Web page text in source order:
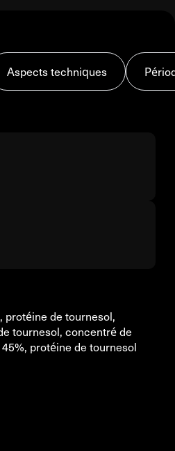
Aspects techniques
de tournesol,
tournesol, concentré de
protéine de tournesol